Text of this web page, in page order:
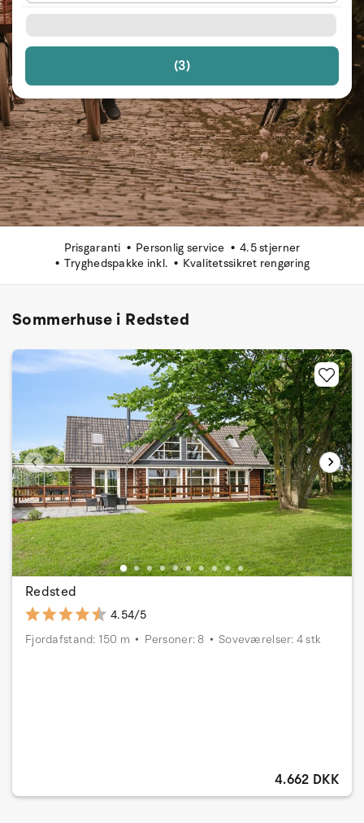
(3)
Prisgaranti Personlig service
4.5 stjerner
Tryghedspakke inkl.
Kvalitetssikret rengøring
Sommerhuse i Redsted
Redsted
4.54/5
Fjordafstand: 150 m
Personer: 8 Soveværelser: 4 stk
4.662 DKK